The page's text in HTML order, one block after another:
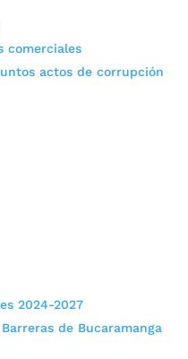
comerciales
actos de corrupción
2024-2027
de Bucaramanga
de la
de Presupuestos
$128 millones. Las
de la superficie y
entre otros aspectos.
se establecen
la práctica deportiva